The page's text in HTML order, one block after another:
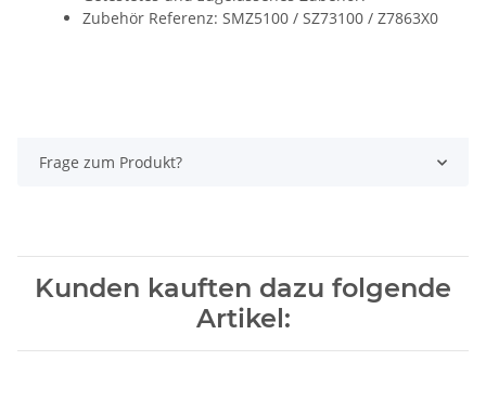
Zubehör Referenz: SMZ5100 / SZ73100 / Z7863X0
Frage zum Produkt?
Kunden kauften dazu folgende
Artikel: